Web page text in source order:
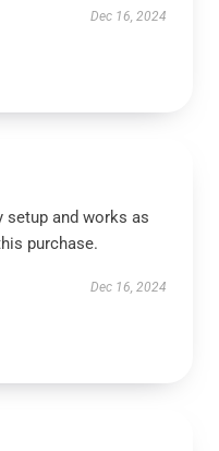
Dec 16, 2024
and works as
purchase.
Dec 16, 2024